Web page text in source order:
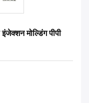
मोल्डिंग पीपी